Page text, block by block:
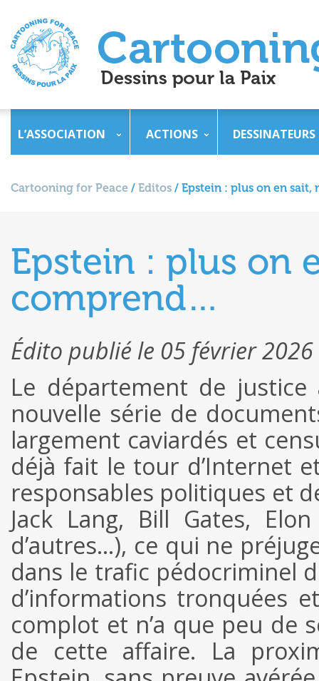
L’ASSOCIATION ACTIONS DESSINATEURS
Cartooning for Peace / Editos / Epstein : plus on en
Epstein : plus on
comprend…
Édito publié le 05 février 2026
Le département de
nouvelle série de
largement caviardés et
déjà fait le tour d’Internet
responsables politiques et
Jack Lang, Bill Gates,
d’autres…), ce qui ne
dans le trafic pédocriminel
d’informations tronquées
complot et n’a que peu de
de cette affaire. La